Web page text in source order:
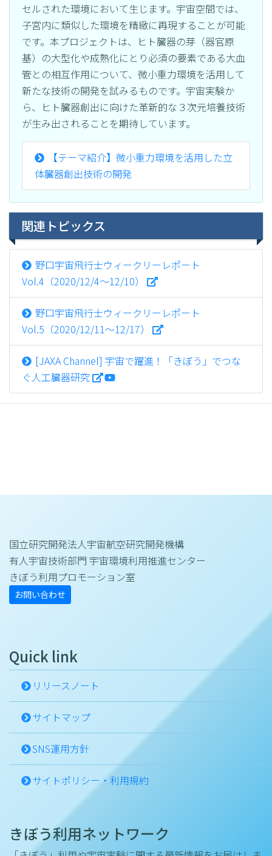
セルされた環境において生じます。宇宙空間では、
子宮内に類似した環境を精緻に再現することが可能
です。本プロジェクトは、ヒト臓器の芽（器官原
基）の大型化や成熟化にとり必須の要素である大血
管との相互作用について、微小重力環境を活用して
新たな技術の開発を試みるものです。宇宙実験か
ら、ヒト臓器創出に向けた革新的な３次元培養技術
が生み出されることを期待しています。
【テーマ紹介】微小重力環境を活用した立
体臓器創出技術の開発
関連トピックス
野口宇宙飛行士ウィークリーレポート
Vol.4（2020/12/4～12/10）
野口宇宙飛行士ウィークリーレポート
Vol.5（2020/12/11～12/17）
[JAXA Channel] 宇宙で躍進！「きぼう」でつな
ぐ人工臓器研究
国立研究開発法人宇宙航空研究開発機構
有人宇宙技術部門 宇宙環境利用推進センター
きぼう利用プロモーション室
お問い合わせ
Quick link
リリースノート
サイトマップ
SNS運用方針
サイトポリシー・利用規約
きぼう利用ネットワーク